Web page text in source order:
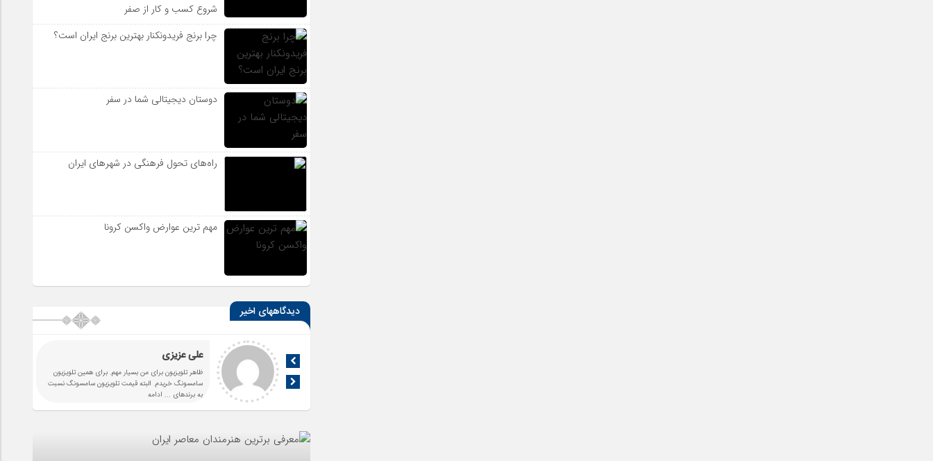
شروع کسب و کار از صفر
چرا برنج فریدونکنار بهترین برنج ایران است؟
دوستان دیجیتالی شما در سفر
راه‌های تحول فرهنگی در شهرهای ایران
مهم ترین عوارض واکسن کرونا
دیدگاههای اخیر
علی عزیزی
ظاهر تلویزیون برای من بسیار مهم. برای همین تلویزیون
سامسونگ خریدم. البته قیمت تلویزیون سامسونگ نسبت
به برندهای ... ادامه